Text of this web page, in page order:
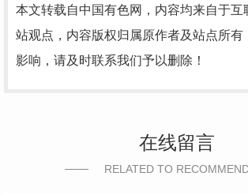
本文转载自中国有色网，内容均来自于互
站观点，内容版权归属原作者及站点所有
影响，请及时联系我们予以删除！
在线留言
RELATED TO